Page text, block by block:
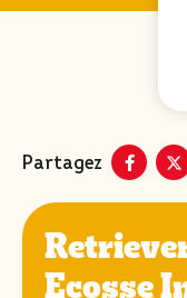
Partagez
Ecosse